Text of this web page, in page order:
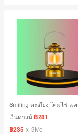
เงินดาวน์:฿281
฿235 x 3Mo